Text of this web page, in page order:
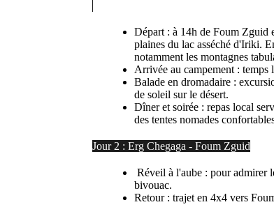
Départ : à 14h de Foum Zguid
plaines du lac asséché d'Iriki.
notamment les montagnes
Arrivée au campement : temps
Balade en dromadaire :
de soleil sur le désert.
Dîner et soirée : repas local
des tentes nomades
Jour 2 : Erg Chegaga - Foum Zguid
Réveil à l'aube : pour admirer
bivouac.
Retour : trajet en 4x4 vers